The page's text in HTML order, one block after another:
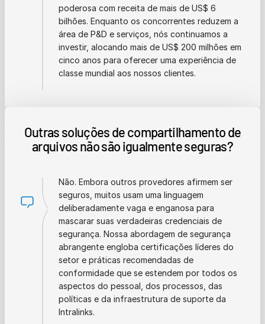
poderosa com receita de mais de US$ 6
bilhões. Enquanto os concorrentes reduzem a
área de P&D e serviços, nós continuamos a
investir, alocando mais de US$ 200 milhões em
cinco anos para oferecer uma experiência de
classe mundial aos nossos clientes.
Outras soluções de compartilhamento de
arquivos não são igualmente seguras?
Não. Embora outros provedores afirmem ser
seguros, muitos usam uma linguagem
deliberadamente vaga e enganosa para
mascarar suas verdadeiras credenciais de
segurança. Nossa abordagem de segurança
abrangente engloba certificações líderes do
setor e práticas recomendadas de
conformidade que se estendem por todos os
aspectos do pessoal, dos processos, das
políticas e da infraestrutura de suporte da
Intralinks.